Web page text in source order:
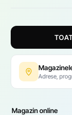
Adrese,
Magazin online